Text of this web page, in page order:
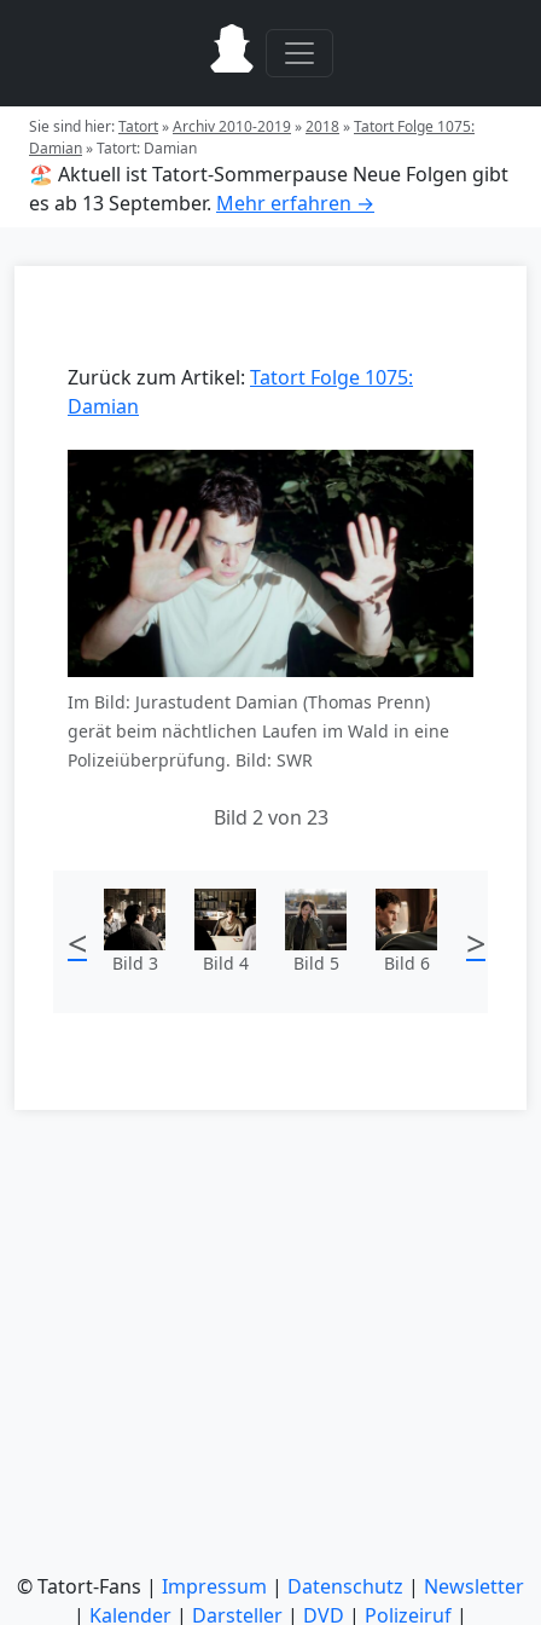
Sie sind hier:Tatort»Archiv 2010-2019»2018»Tatort Folge 1075:
Damian»Tatort: Damian
🏖️ Aktuell ist Tatort-Sommerpause Neue Folgen gibt
es ab 13 September. Mehr erfahren →
Zurück zum Artikel: Tatort Folge 1075:
Damian
Im Bild: Jurastudent Damian (Thomas Prenn)
gerät beim nächtlichen Laufen im Wald in eine
Polizeiüberprüfung. Bild: SWR
Bild 2 von 23
< Bild 3 Bild 4 Bild 5 Bild 6 >
© Tatort-Fans | Impressum | Datenschutz | Newsletter
| Kalender | Darsteller | DVD | Polizeiruf |